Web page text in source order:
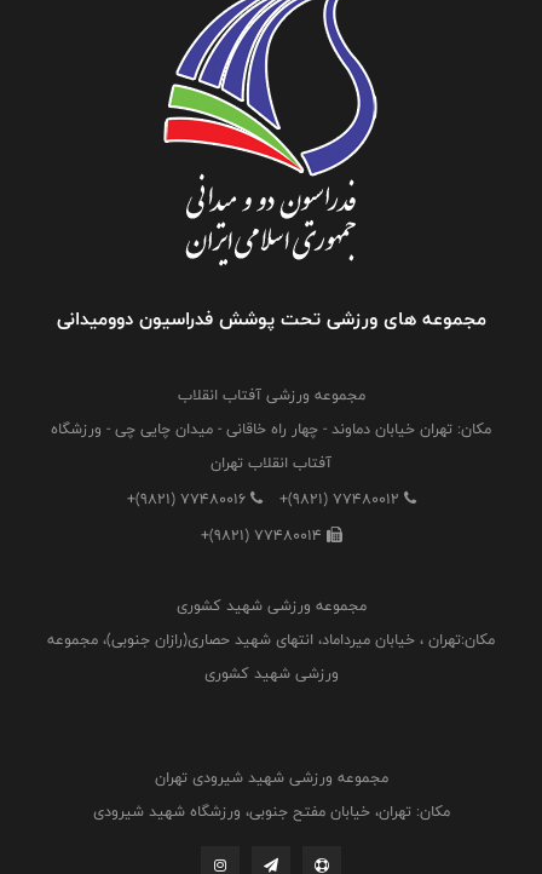
مجموعه های ورزشی تحت پوشش فدراسیون دوومیدانی
مجموعه ورزشی آفتاب انقلاب
مکان: تهران خیابان دماوند - چهار راه خاقانی - میدان چایی چی - ورزشگاه
آفتاب انقلاب تهران
+(9821) 77480012
+(9821) 77480016
+(9821) 77480014
مجموعه ورزشی شهید کشوری
مکان:تهران ، خیابان میرداماد، انتهای شهید حصاری(رازان جنوبی)، مجموعه
ورزشی شهید کشوری
مجموعه ورزشی شهید شیرودی تهران
مکان: تهران، خیابان مفتح جنوبی، ورزشگاه شهید شیرودی